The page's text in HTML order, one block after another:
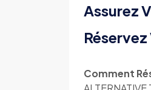
Assurez
Comment